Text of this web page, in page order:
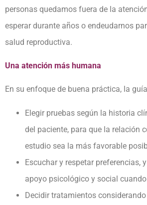
personas quedamos fuera de la
esperar durante años o endeudarnos
salud reproductiva.
Una atención más humana
En su enfoque de buena práctica, la
Elegir pruebas según la historia
del paciente, para que la relación
estudio sea la más favorable
Escuchar y respetar preferencias,
apoyo psicológico y social
Decidir tratamientos